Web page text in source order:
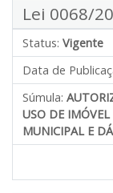
Lei 0068/
Status: Vigente
Data de
Súmula:
USO DE
MUNICIPAL E